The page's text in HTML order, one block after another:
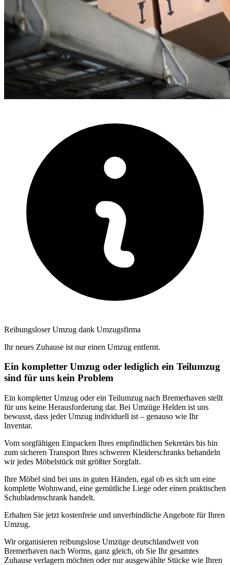
Reibungsloser Umzug dank Umzugsfirma
Ihr neues Zuhause ist nur einen Umzug entfernt.
Ein kompletter Umzug oder lediglich ein Teilumzug
sind für uns kein Problem
Ein kompletter Umzug oder ein Teilumzug nach Bremerhaven stellt
für uns keine Herausforderung dar. Bei Umzüge Helden ist uns
bewusst, dass jeder Umzug individuell ist – genauso wie Ihr
Inventar.
Vom sorgfältigen Einpacken Ihres empfindlichen Sekretärs bis hin
zum sicheren Transport Ihres schweren Kleiderschranks behandeln
wir jedes Möbelstück mit größter Sorgfalt.
Ihre Möbel sind bei uns in guten Händen, egal ob es sich um eine
komplette Wohnwand, eine gemütliche Liege oder einen praktischen
Schubladenschrank handelt.
Erhalten Sie jetzt kostenfreie und unverbindliche Angebote für Ihren
Umzug.
Wir organisieren reibungslose Umzüge deutschlandweit von
Bremerhaven nach Worms, ganz gleich, ob Sie Ihr gesamtes
Zuhause verlagern möchten oder nur ausgewählte Stücke wie Ihren